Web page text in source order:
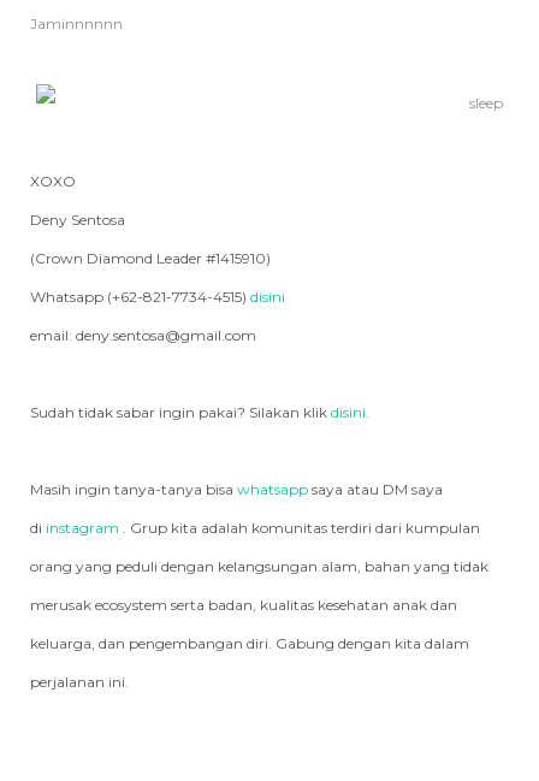
Jaminnnnnn
XOXO
Deny Sentosa
(Crown Diamond Leader #1415910)
Whatsapp (+62-821-7734-4515) disini
email: deny.sentosa@gmail.com
Sudah tidak sabar ingin pakai? Silakan klik disini.
Masih ingin tanya-tanya bisa whatsapp saya atau DM saya
di instagram . Grup kita adalah komunitas terdiri dari kumpulan
orang yang peduli dengan kelangsungan alam, bahan yang tidak
merusak ecosystem serta badan, kualitas kesehatan anak dan
keluarga, dan pengembangan diri. Gabung dengan kita dalam
perjalanan ini.